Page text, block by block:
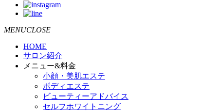
MENUCLOSE
HOME
サロン紹介
メニュー&料金
小顔・美肌エステ
ボディエステ
ビューティーアドバイス
セルフホワイトニング